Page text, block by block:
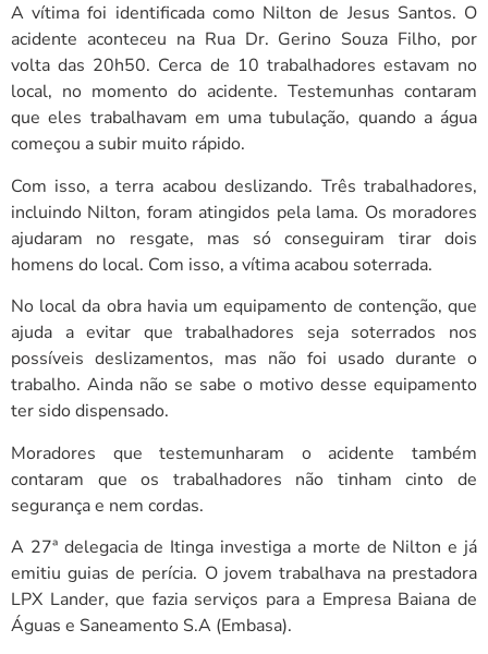
A vítima foi identificada como Nilton de Jesus Santos. O
acidente aconteceu na Rua Dr. Gerino Souza Filho, por
volta das 20h50. Cerca de 10 trabalhadores estavam no
local, no momento do acidente. Testemunhas contaram
que eles trabalhavam em uma tubulação, quando a água
começou a subir muito rápido.
Com isso, a terra acabou deslizando. Três trabalhadores,
incluindo Nilton, foram atingidos pela lama. Os moradores
ajudaram no resgate, mas só conseguiram tirar dois
homens do local. Com isso, a vítima acabou soterrada.
No local da obra havia um equipamento de contenção, que
ajuda a evitar que trabalhadores seja soterrados nos
possíveis deslizamentos, mas não foi usado durante o
trabalho. Ainda não se sabe o motivo desse equipamento
ter sido dispensado.
Moradores que testemunharam o acidente também
contaram que os trabalhadores não tinham cinto de
segurança e nem cordas.
A 27ª delegacia de Itinga investiga a morte de Nilton e já
emitiu guias de perícia. O jovem trabalhava na prestadora
LPX Lander, que fazia serviços para a Empresa Baiana de
Águas e Saneamento S.A (Embasa).